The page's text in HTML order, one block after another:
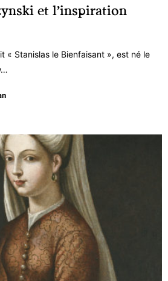
et l’inspiration
« Stanislas le Bienfaisant », est né le